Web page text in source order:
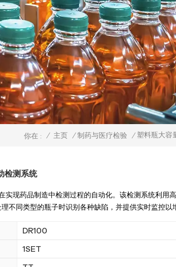
你在 : / 主页 / 制药与医疗检验 / 塑料瓶大容
检测系统
实现药品制造中检测过程的自动化。该检测系统利用
不同类型的瓶子时识别各种缺陷，并提供实时监控以
DR100
1SET